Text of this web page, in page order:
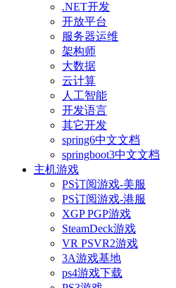
.NET开发
开放平台
服务器运维
架构师
大数据
云计算
人工智能
开发语言
其它开发
spring6中文文档
springboot3中文文档
主机游戏
PS订阅游戏-美服
PS订阅游戏-港服
XGP PGP游戏
SteamDeck游戏
VR PSVR2游戏
3A游戏基地
ps4游戏下载